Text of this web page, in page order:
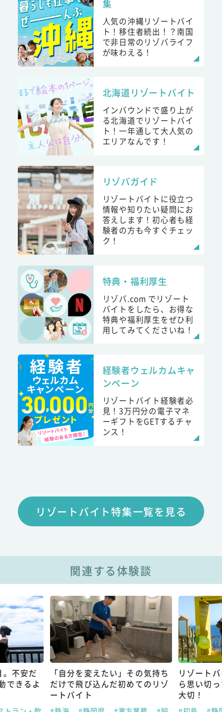
集
人気の沖縄リゾートバイ
ト！移住者続出！？南国
で非日常のリゾバライフ
が味わえる！
北海道リゾートバイト
インバウンドで盛り上が
る北海道でリゾートバイ
ト！一年通して大人気の
エリアなんです！
リゾバガイド
リゾートバイトに役立つ
情報や知りたい疑問にお
答えします！初心者も経
験者の方も今すぐチェッ
ク！
特典・福利厚生
リゾバ.com でリゾート
バイトをしたら、お得な
特典や福利厚生をぜひ利
用してみてくださいね！
経験者ウェルカムキャ
ンペーン
リゾートバイト経験者必
見！3万円分の電子マネ
ーギフトをGETするチャ
ンス！
リゾートバイト特集一覧を見る
関連する体験談
不安だ
できるよ
「自分を変えたい」その気持ち
だけで飛び込んだ初めてのリゾ
ートバイト
リゾート
ら思い切
大切！